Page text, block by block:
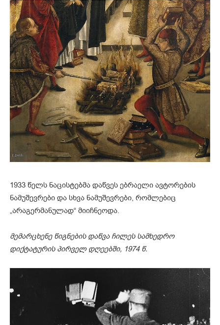
1933 წელს ნაცისტებმა დაწვეს ებრაელი ავტორების
ნამუშევრები და სხვა ნამუშევრები, რომლებიც
„არაგერმანულად“ მიიჩნეოდა.
მემარცხენე წიგნების დაწვა ჩილეს სამხედრო
დიქტატურის პირველ დღეებში, 1974 წ.